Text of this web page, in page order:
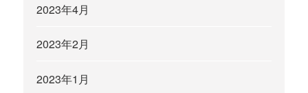
2023年4月
2023年2月
2023年1月